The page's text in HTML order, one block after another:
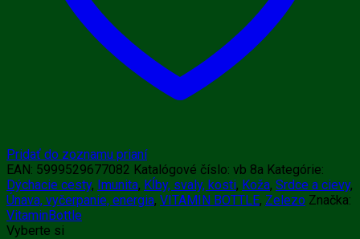
Pridať do zoznamu prianí
EAN: 5999529677082 Katalógové číslo: vb 8a Kategórie:
Dýchacie cesty, Imunita, Kĺby, svaly, kosti, Koža, Srdce a cievy,
Únava, vyčerpanie, energia, VITAMIN BOTTLE, Zelezo Značka:
VitaminBottle
Vyberte si